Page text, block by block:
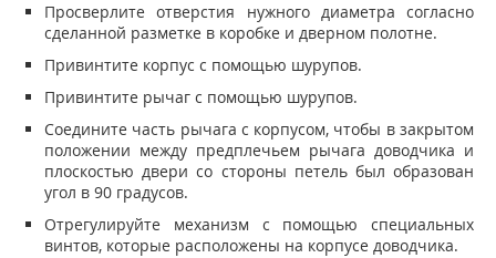
Просверлите отверстия нужного диаметра согласно
сделанной разметке в коробке и дверном полотне.
Привинтите корпус с помощью шурупов.
Привинтите рычаг с помощью шурупов.
Соедините часть рычага с корпусом, чтобы в закрытом
положении между предплечьем рычага доводчика и
плоскостью двери со стороны петель был образован
угол в 90 градусов.
Отрегулируйте механизм с помощью специальных
винтов, которые расположены на корпусе доводчика.